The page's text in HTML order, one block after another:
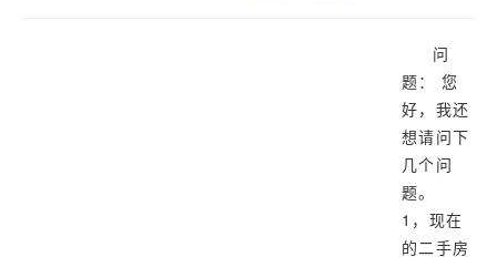
问
题： 您
好，我还
想请问下
几个问
题。
1，现在
的二手房